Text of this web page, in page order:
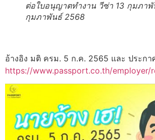
ต่อใบอนุญาตทำงาน วีซ่า 13 กุมภา
กุมภาพันธ์ 2568
อ้างอิง มติ ครม. 5 ก.ค. 2565 และ ประกา
https://www.passport.co.th/employer/